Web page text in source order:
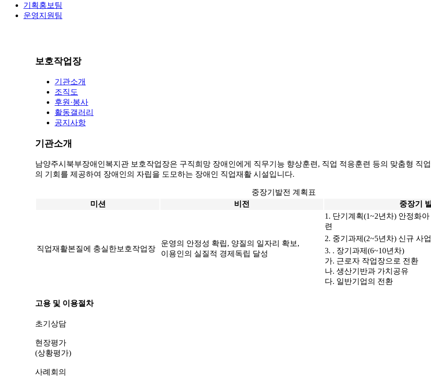
기획홍보팀
운영지원팀
보호작업장
기관소개
조직도
후원·봉사
활동갤러리
공지사항
기관소개
남양주시북부장애인복지관 보호작업장은 구직희망 장애인에게 직무기능 향상훈련, 직업 적응훈련 등의 맞춤형 직
의 기회를 제공하여 장애인의 자립을 도모하는 장애인 직업재활 시설입니다.
중장기발전 계획표
미션
비전 중장기
직업재활본질에 충실한보호작업장
운영의 안정성 확립, 양질의 일자리 확보,
이용인의 실질적 경제독립 달성
1. 단기계획(1~2년차) 안정화
련
2. 중기과제(2~5년차) 신규 사
3. . 장기과제(6~10년차)
가. 근로자 작업장으로 전환
나. 생산기반과 가치공유
다. 일반기업의 전환
고용 및 이용절차
초기상담
현장평가
(상황평가)
사례회의